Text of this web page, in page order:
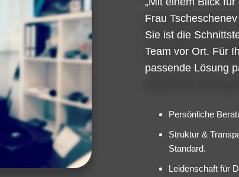
Frau
Sie ist die
Team vor Ort. Für
passende Lösung
Persönliche
Struktur &
Standard.
Leidenschaft für